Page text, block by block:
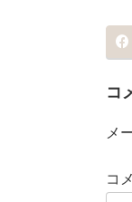
コ
メ
コ